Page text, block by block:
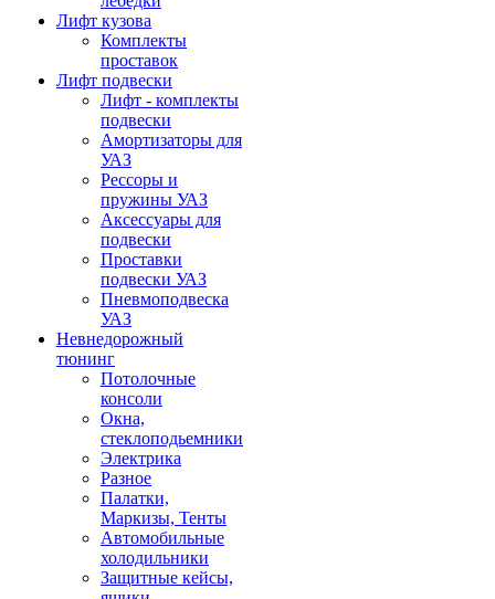
Лифт кузова
Комплекты
проставок
Лифт подвески
Лифт - комплекты
подвески
Амортизаторы для
УАЗ
Рессоры и
пружины УАЗ
Аксессуары для
подвески
Проставки
подвески УАЗ
Пневмоподвеска
УАЗ
Невнедорожный
тюнинг
Потолочные
консоли
Окна,
стеклоподьемники
Электрика
Разное
Палатки,
Маркизы, Тенты
Автомобильные
холодильники
Защитные кейсы,